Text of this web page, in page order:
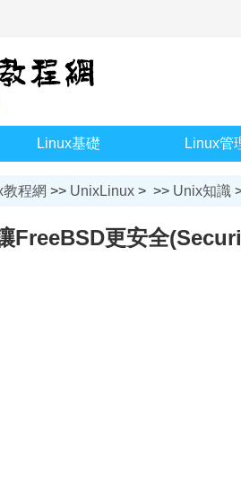
Linux基礎 Linux管
教程網 >> UnixLinux > >> Unix知識
FreeBSD更安全